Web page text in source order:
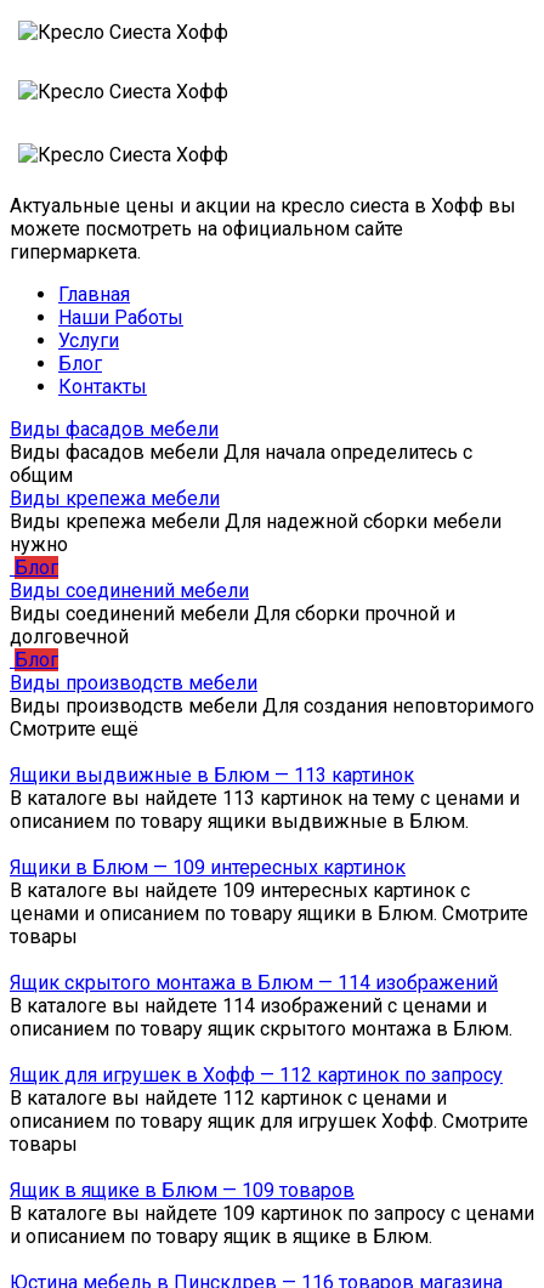
Актуальные цены и акции на кресло сиеста в Хофф вы
можете посмотреть на официальном сайте
гипермаркета.
Главная
Наши Работы
Услуги
Блог
Контакты
Виды фасадов мебели
Виды фасадов мебели Для начала определитесь с
общим
Виды крепежа мебели
Виды крепежа мебели Для надежной сборки мебели
нужно
Блог
Виды соединений мебели
Виды соединений мебели Для сборки прочной и
долговечной
Блог
Виды производств мебели
Виды производств мебели Для создания неповторимого
Смотрите ещё
Ящики выдвижные в Блюм — 113 картинок
В каталоге вы найдете 113 картинок на тему с ценами и
описанием по товару ящики выдвижные в Блюм.
Ящики в Блюм — 109 интересных картинок
В каталоге вы найдете 109 интересных картинок с
ценами и описанием по товару ящики в Блюм. Смотрите
товары
Ящик скрытого монтажа в Блюм — 114 изображений
В каталоге вы найдете 114 изображений с ценами и
описанием по товару ящик скрытого монтажа в Блюм.
Ящик для игрушек в Хофф — 112 картинок по запросу
В каталоге вы найдете 112 картинок с ценами и
описанием по товару ящик для игрушек Хофф. Смотрите
товары
Ящик в ящике в Блюм — 109 товаров
В каталоге вы найдете 109 картинок по запросу с ценами
и описанием по товару ящик в ящике в Блюм.
Юстина мебель в Пинскдрев — 116 товаров магазина